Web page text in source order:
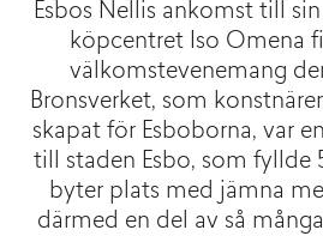
Esbos Nellis ankomst till
köpcentret Iso Omena
välkomstevenemang
Bronsverket, som
skapat för Esboborna, var
till staden Esbo, som fyllde
byter plats med jämna
därmed en del av så